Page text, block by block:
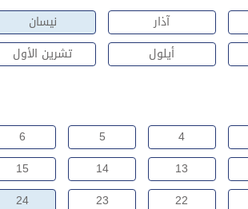
آذار نيسان
أيلول تشرين الأول
4
5
6
13
14
15
22
23
24